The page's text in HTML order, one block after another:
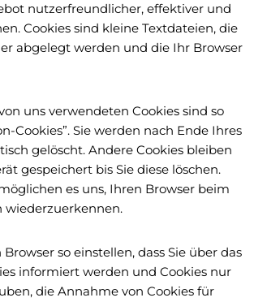
nutzerfreundlicher, effektiver und
Cookies sind kleine Textdateien, die
abgelegt werden und die Ihr Browser
uns verwendeten Cookies sind so
Cookies”. Sie werden nach Ende Ihres
gelöscht. Andere Cookies bleiben
gespeichert bis Sie diese löschen.
es uns, Ihren Browser beim
wiederzuerkennen.
so einstellen, dass Sie über das
informiert werden und Cookies nur
die Annahme von Cookies für